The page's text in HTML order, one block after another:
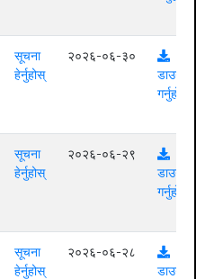
सूचना
हेर्नुहोस्
२०२६-०६-३०
डाउनलोड
गर्नुहोस्
सूचना
हेर्नुहोस्
२०२६-०६-२९
डाउनलोड
गर्नुहोस्
सूचना
हेर्नुहोस्
२०२६-०६-२८
डाउनलोड